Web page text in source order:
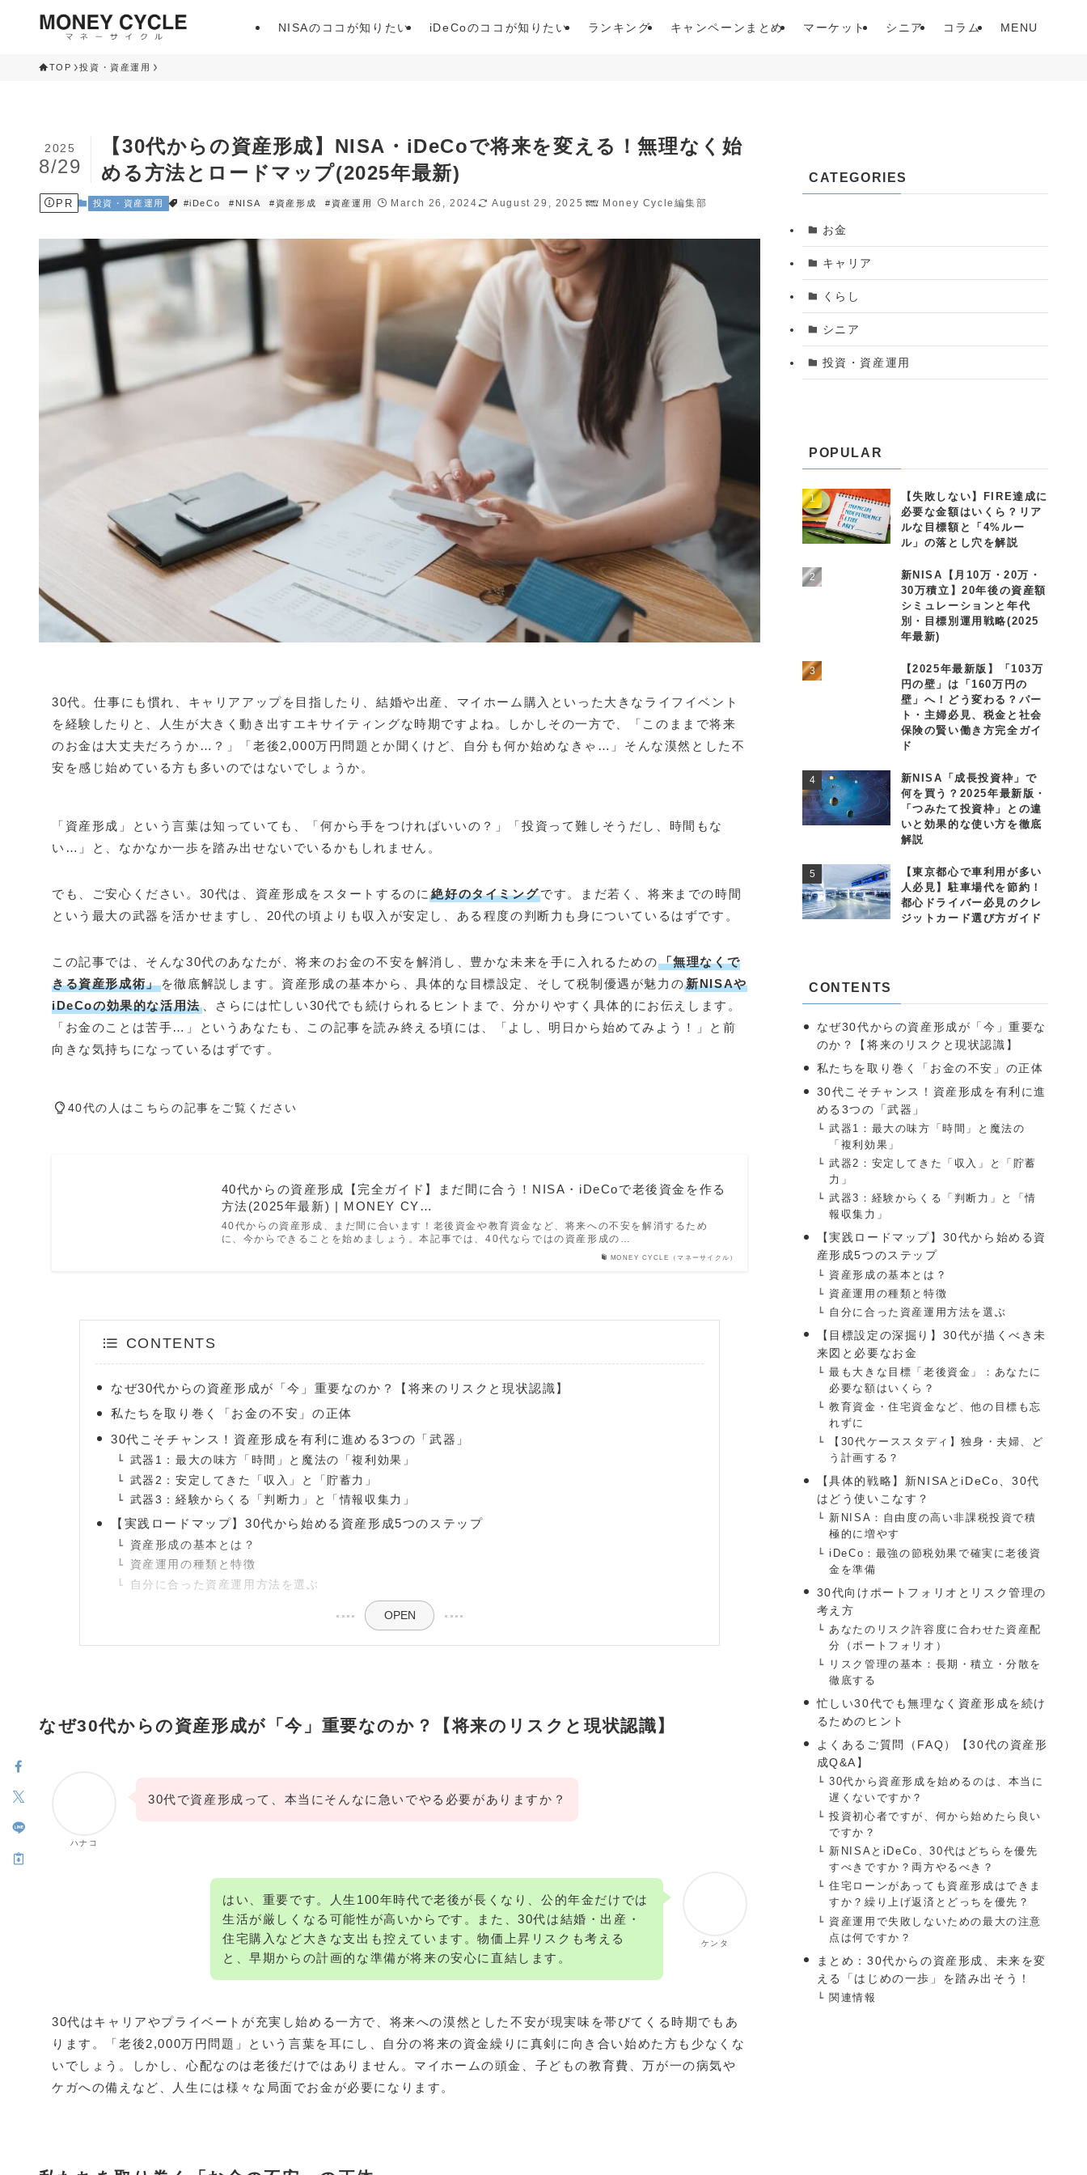
NISAのココが知りたい iDeCoのココが知りたい ランキング キャンペーンまとめ マーケット シニア コラム MENU
TOP 投資・資産運用
【30代からの資産形成】NISA・iDeCoで将来を変える！無理なく始
める方法とロードマップ(2025年最新)
2025
8/29
PR 投資・資産運用 #iDeCo #NISA #資産形成 #資産運用 March 26, 2024 August 29, 2025 Money Cycle編集部
30代。仕事にも慣れ、キャリアアップを目指したり、結婚や出産、マイホーム購入といった大きなライフイベント
を経験したりと、人生が大きく動き出すエキサイティングな時期ですよね。しかしその一方で、「このままで将来
のお金は大丈夫だろうか…？」「老後2,000万円問題とか聞くけど、自分も何か始めなきゃ…」そんな漠然とした不
安を感じ始めている方も多いのではないでしょうか。
「資産形成」という言葉は知っていても、「何から手をつければいいの？」「投資って難しそうだし、時間もな
い…」と、なかなか一歩を踏み出せないでいるかもしれません。
でも、ご安心ください。30代は、資産形成をスタートするのに絶好のタイミングです。まだ若く、将来までの時間
という最大の武器を活かせますし、20代の頃よりも収入が安定し、ある程度の判断力も身についているはずです。
この記事では、そんな30代のあなたが、将来のお金の不安を解消し、豊かな未来を手に入れるための 「無理なくで
きる資産形成術」を徹底解説します。資産形成の基本から、具体的な目標設定、そして税制優遇が魅力の新NISAや
iDeCoの効果的な活用法、さらには忙しい30代でも続けられるヒントまで、分かりやすく具体的にお伝えします。
「お金のことは苦手…」というあなたも、この記事を読み終える頃には、「よし、明日から始めてみよう！」と前
向きな気持ちになっているはずです。
40代の人はこちらの記事をご覧ください
MONEY CYCLE（マネーサイクル）
40代からの資産形成【完全ガイド】まだ間に合う！NISA・iDeCoで老後資金を作る
方法(2025年最新) | MONEY CY…
40代からの資産形成、まだ間に合います！老後資金や教育資金など、将来への不安を解消するため
に、今からできることを始めましょう。本記事では、40代ならではの資産形成の…
CONTENTS
なぜ30代からの資産形成が「今」重要なのか？【将来のリスクと現状認識】
私たちを取り巻く「お金の不安」の正体
30代こそチャンス！資産形成を有利に進める3つの「武器」
武器1：最大の味方「時間」と魔法の「複利効果」
武器2：安定してきた「収入」と「貯蓄力」
武器3：経験からくる「判断力」と「情報収集力」
【実践ロードマップ】30代から始める資産形成5つのステップ
資産形成の基本とは？
資産運用の種類と特徴
自分に合った資産運用方法を選ぶ
OPEN
なぜ30代からの資産形成が「今」重要なのか？【将来のリスクと現状認識】
ハナコ
30代で資産形成って、本当にそんなに急いでやる必要がありますか？
ケンタ
はい、重要です。人生100年時代で老後が長くなり、公的年金だけでは
生活が厳しくなる可能性が高いからです。また、30代は結婚・出産・
住宅購入など大きな支出も控えています。物価上昇リスクも考える
と、早期からの計画的な準備が将来の安心に直結します。
30代はキャリアやプライベートが充実し始める一方で、将来への漠然とした不安が現実味を帯びてくる時期でもあ
ります。「老後2,000万円問題」という言葉を耳にし、自分の将来の資金繰りに真剣に向き合い始めた方も少なくな
いでしょう。しかし、心配なのは老後だけではありません。マイホームの頭金、子どもの教育費、万が一の病気や
ケガへの備えなど、人生には様々な局面でお金が必要になります。
CATEGORIES
お金
キャリア
くらし
シニア
投資・資産運用
POPULAR
【失敗しない】FIRE達成に
必要な金額はいくら？リア
ルな目標額と「4%ルー
ル」の落とし穴を解説
新NISA【月10万・20万・
30万積立】20年後の資産額
シミュレーションと年代
別・目標別運用戦略(2025
年最新)
【2025年最新版】「103万
円の壁」は「160万円の
壁」へ！どう変わる？パー
ト・主婦必見、税金と社会
保険の賢い働き方完全ガイ
ド
新NISA「成長投資枠」で
何を買う？2025年最新版・
「つみたて投資枠」との違
いと効果的な使い方を徹底
解説
【東京都心で車利用が多い
人必見】駐車場代を節約！
都心ドライバー必見のクレ
ジットカード選び方ガイド
CONTENTS
なぜ30代からの資産形成が「今」重要な
のか？【将来のリスクと現状認識】
私たちを取り巻く「お金の不安」の正体
30代こそチャンス！資産形成を有利に進
める3つの「武器」
武器1：最大の味方「時間」と魔法の
「複利効果」
武器2：安定してきた「収入」と「貯蓄
力」
武器3：経験からくる「判断力」と「情
報収集力」
【実践ロードマップ】30代から始める資
産形成5つのステップ
資産形成の基本とは？
資産運用の種類と特徴
自分に合った資産運用方法を選ぶ
【目標設定の深掘り】30代が描くべき未
来図と必要なお金
最も大きな目標「老後資金」：あなたに
必要な額はいくら？
教育資金・住宅資金など、他の目標も忘
れずに
【30代ケーススタディ】独身・夫婦、ど
う計画する？
【具体的戦略】新NISAとiDeCo、30代
はどう使いこなす？
新NISA：自由度の高い非課税投資で積
極的に増やす
iDeCo：最強の節税効果で確実に老後資
金を準備
30代向けポートフォリオとリスク管理の
考え方
あなたのリスク許容度に合わせた資産配
分（ポートフォリオ）
リスク管理の基本：長期・積立・分散を
徹底する
忙しい30代でも無理なく資産形成を続け
るためのヒント
よくあるご質問（FAQ）【30代の資産形
成Q&A】
30代から資産形成を始めるのは、本当に
遅くないですか？
投資初心者ですが、何から始めたら良い
ですか？
新NISAとiDeCo、30代はどちらを優先
すべきですか？両方やるべき？
住宅ローンがあっても資産形成はできま
すか？繰り上げ返済とどっちを優先？
資産運用で失敗しないための最大の注意
点は何ですか？
まとめ：30代からの資産形成、未来を変
える「はじめの一歩」を踏み出そう！
関連情報